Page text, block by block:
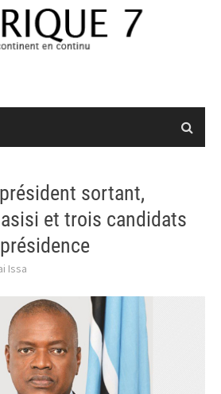
sortant,
et trois candidats
Issa